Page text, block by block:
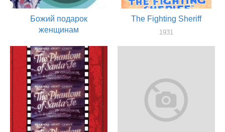
Божий подарок
женщинам
актер
The Fighting Sheriff
1931